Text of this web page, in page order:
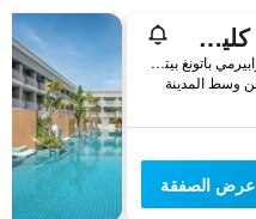
داياموند كليف ريزورت آند سبا، باتونج بيتش
284 طريق برابيرمي باتونغ بيتش, باتونغ, تايلاند
عرض الصفقة